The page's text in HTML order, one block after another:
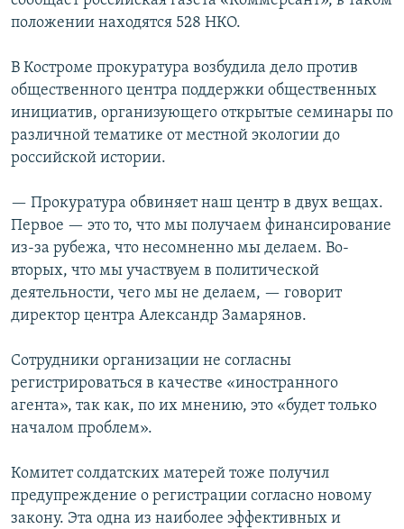
положении находятся 528 НКО.
В Костроме прокуратура возбудила дело против
общественного центра поддержки общественных
инициатив, организующего открытые семинары по
различной тематике от местной экологии до
российской истории.
— Прокуратура обвиняет наш центр в двух вещах.
Первое — это то, что мы получаем финансирование
из-за рубежа, что несомненно мы делаем. Во-
вторых, что мы участвуем в политической
деятельности, чего мы не делаем, — говорит
директор центра Александр Замарянов.
Сотрудники организации не согласны
регистрироваться в качестве «иностранного
агента», так как, по их мнению, это «будет только
началом проблем».
Комитет солдатских матерей тоже получил
предупреждение о регистрации согласно новому
закону. Эта одна из наиболее эффективных и